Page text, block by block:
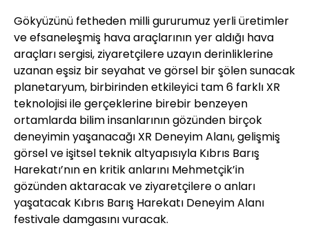
Gökyüzünü fetheden milli gururumuz yerli üretimler
ve efsaneleşmiş hava araçlarının yer aldığı hava
araçları sergisi, ziyaretçilere uzayın derinliklerine
uzanan eşsiz bir seyahat ve görsel bir şölen sunacak
planetaryum, birbirinden etkileyici tam 6 farklı XR
teknolojisi ile gerçeklerine birebir benzeyen
ortamlarda bilim insanlarının gözünden birçok
deneyimin yaşanacağı XR Deneyim Alanı, gelişmiş
görsel ve işitsel teknik altyapısıyla Kıbrıs Barış
Harekatı’nın en kritik anlarını Mehmetçik’in
gözünden aktaracak ve ziyaretçilere o anları
yaşatacak Kıbrıs Barış Harekatı Deneyim Alanı
festivale damgasını vuracak.